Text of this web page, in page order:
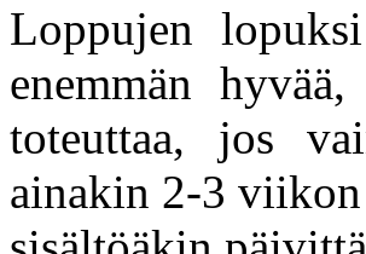
Loppujen
enemmän
toteuttaa, jos
ainakin 2-3